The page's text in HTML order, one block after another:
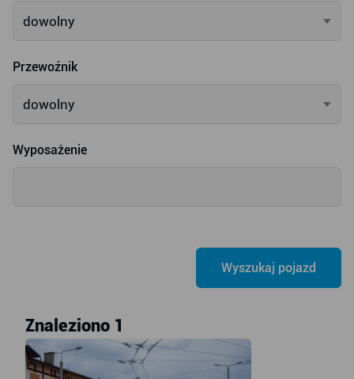
dowolny
Przewoźnik
dowolny
Wyposażenie
Znaleziono 1